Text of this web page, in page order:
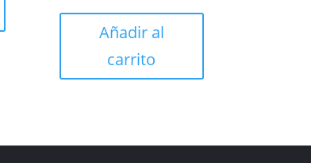
Añadir al
carrito